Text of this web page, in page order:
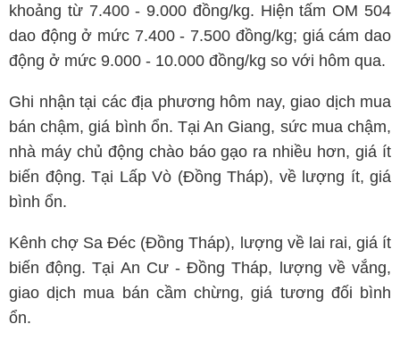
khoảng từ 7.400 - 9.000 đồng/kg. Hiện tấm OM 504
dao động ở mức 7.400 - 7.500 đồng/kg; giá cám dao
động ở mức 9.000 - 10.000 đồng/kg so với hôm qua.
Ghi nhận tại các địa phương hôm nay, giao dịch mua
bán chậm, giá bình ổn. Tại An Giang, sức mua chậm,
nhà máy chủ động chào báo gạo ra nhiều hơn, giá ít
biến động. Tại Lấp Vò (Đồng Tháp), về lượng ít, giá
bình ổn.
Kênh chợ Sa Đéc (Đồng Tháp), lượng về lai rai, giá ít
biến động. Tại An Cư - Đồng Tháp, lượng về vắng,
giao dịch mua bán cầm chừng, giá tương đối bình
ổn.